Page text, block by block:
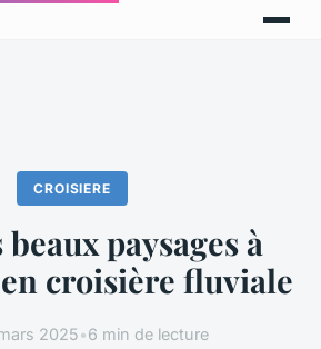
CROISIERE
paysages à
croisière fluviale
2025•6 min de lecture